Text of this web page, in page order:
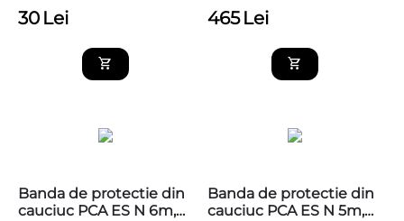
30 Lei 465 Lei
Banda de protectie din
cauciuc PCA ES N 6m,
Banda de protectie din
cauciuc PCA ES N 5m,